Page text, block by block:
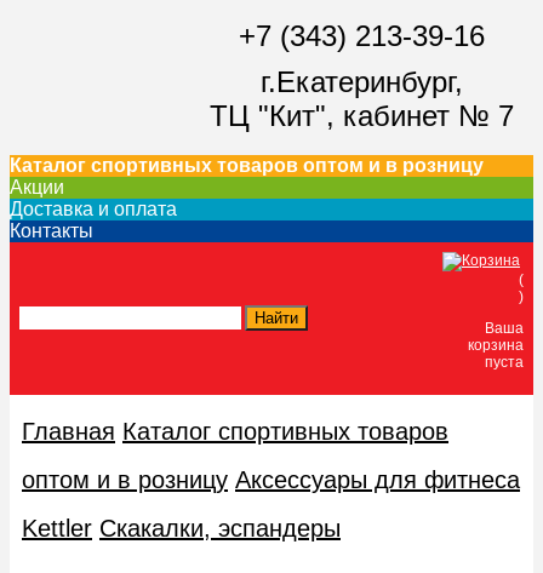
+7 (343) 213-39-16
г.Екатеринбург,
ТЦ "Кит", кабинет № 7
Каталог спортивных товаров оптом и в розницу
Акции
Доставка и оплата
Контакты
(
)
Ваша
корзина
пуста
Главная Каталог спортивных товаров
оптом и в розницу Аксессуары для фитнеса
Kettler Скакалки, эспандеры